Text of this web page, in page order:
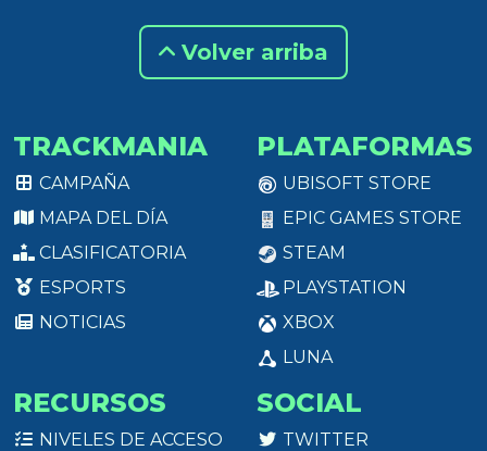
Volver arriba
TRACKMANIA
CAMPAÑA
MAPA DEL DÍA
CLASIFICATORIA
ESPORTS
NOTICIAS
PLATAFORMAS
UBISOFT STORE
EPIC GAMES STORE
STEAM
PLAYSTATION
XBOX
LUNA
RECURSOS
NIVELES DE ACCESO
SOCIAL
TWITTER